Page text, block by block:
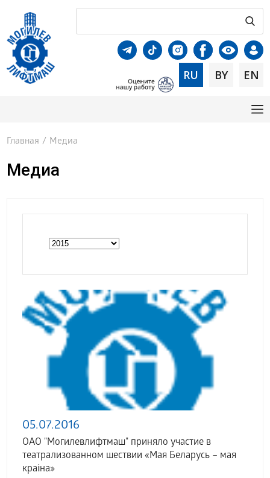
RU BY EN
Главная / Медиа
Медиа
05.07.2016
ОАО "Могилевлифтмаш" приняло участие в
театрализованном шествии «Мая Беларусь – мая
краіна»